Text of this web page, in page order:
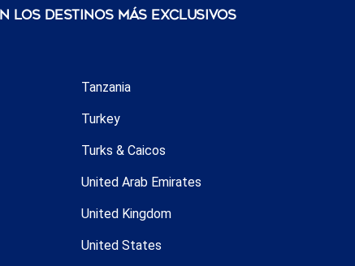
los destinos más exclusivos
Tanzania
Turkey
Turks & Caicos
United Arab Emirates
United Kingdom
United States